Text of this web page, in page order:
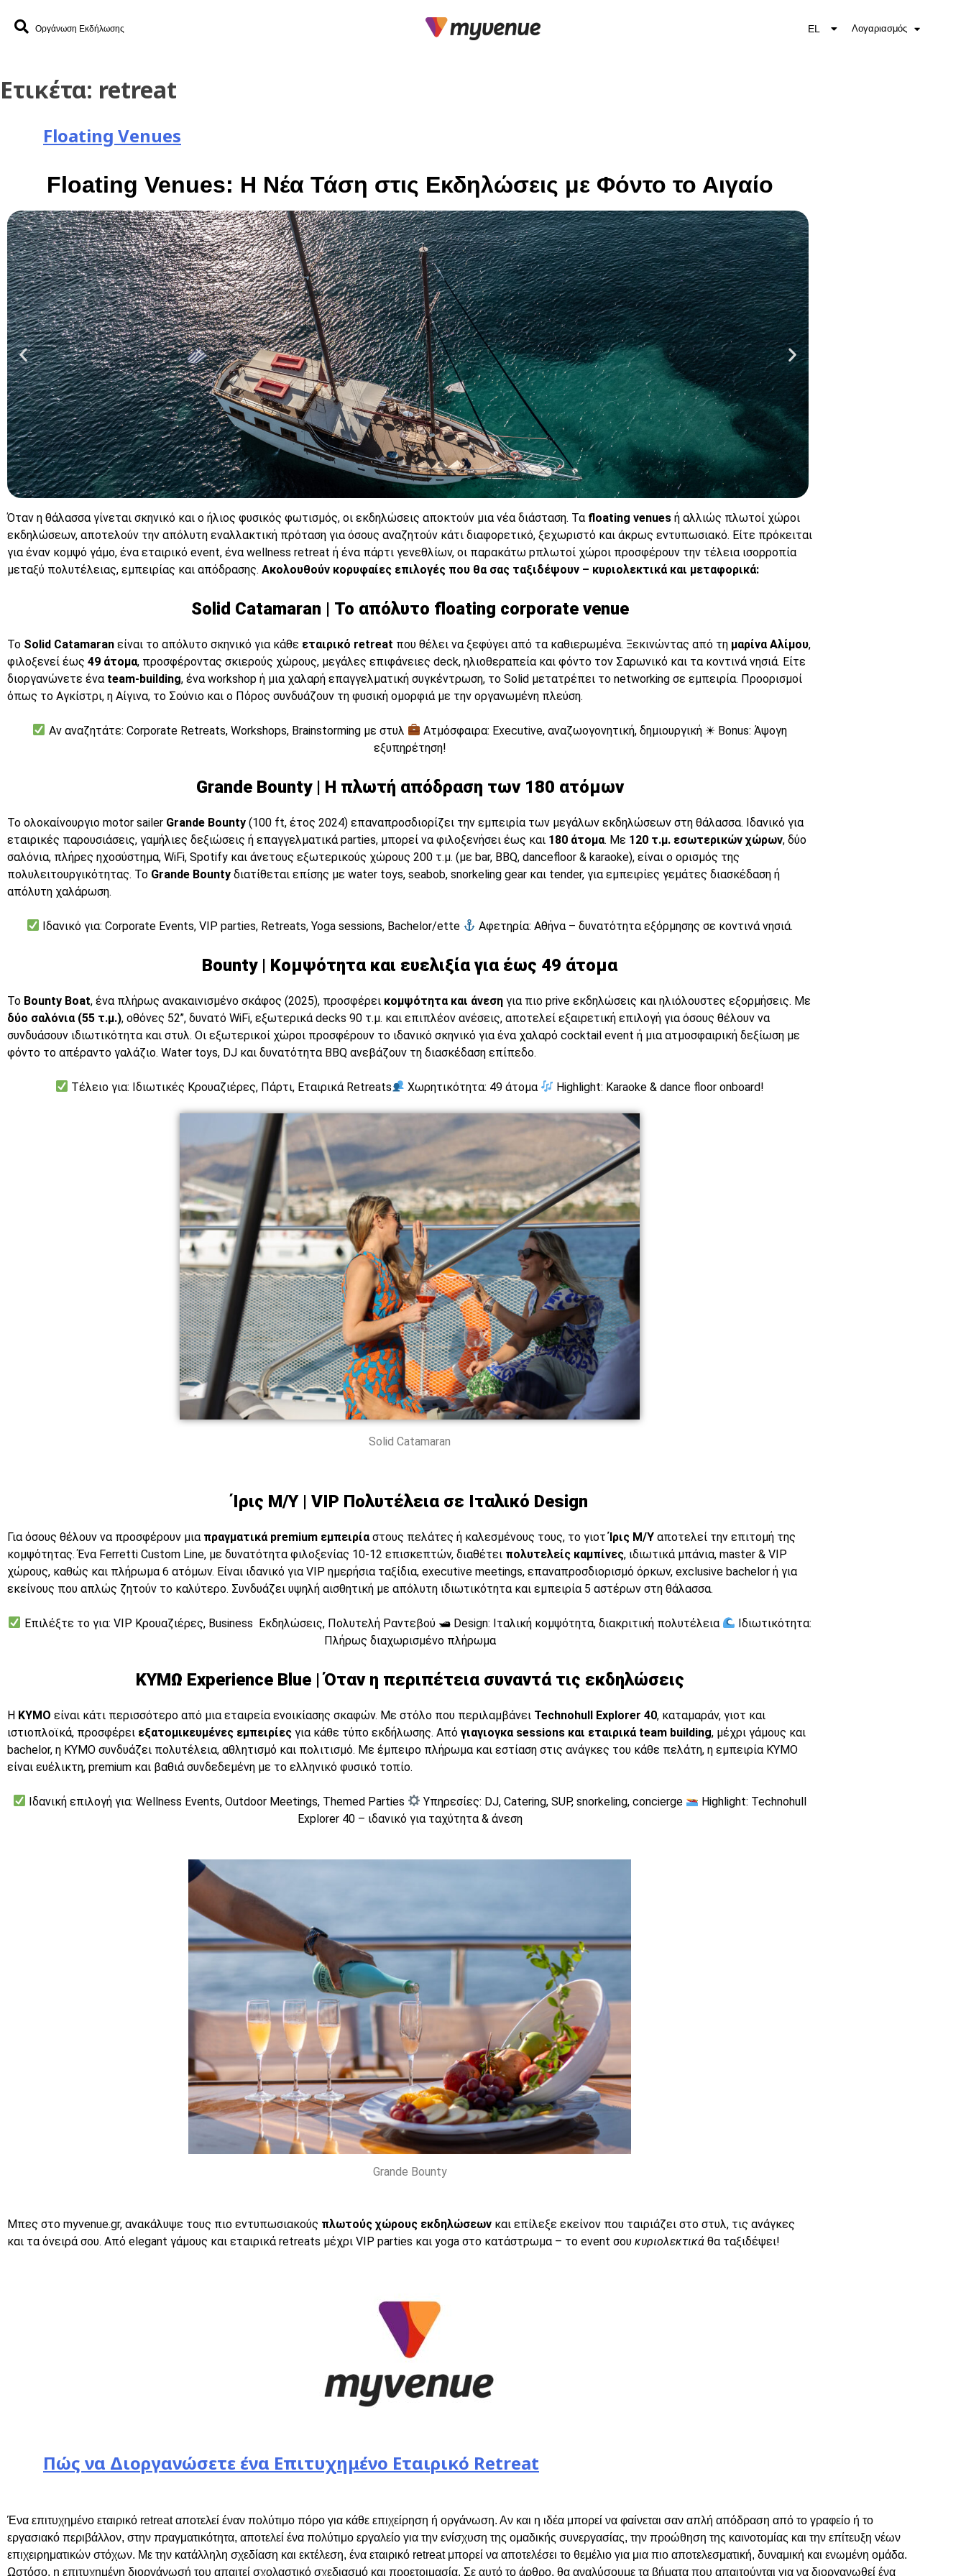
Οργάνωση Εκδήλωσης EL
EN Λογαριασμός
Ετικέτα: retreat
Floating Venues
Floating Venues: Η Νέα Τάση στις Εκδηλώσεις με Φόντο το Αιγαίο
Bounty
Όταν η θάλασσα γίνεται σκηνικό και ο ήλιος φυσικός φωτισμός, οι εκδηλώσεις αποκτούν μια νέα διάσταση. Τα floating venues ή αλλιώς πλωτοί χώροι
εκδηλώσεων, αποτελούν την απόλυτη εναλλακτική πρόταση για όσους αναζητούν κάτι διαφορετικό, ξεχωριστό και άκρως εντυπωσιακό. Είτε πρόκειται
για έναν κομψό γάμο, ένα εταιρικό event, ένα wellness retreat ή ένα πάρτι γενεθλίων, οι παρακάτω pπλωτοί χώροι προσφέρουν την τέλεια ισορροπία
μεταξύ πολυτέλειας, εμπειρίας και απόδρασης. Ακολουθούν κορυφαίες επιλογές που θα σας ταξιδέψουν – κυριολεκτικά και μεταφορικά:
Solid Catamaran | Το απόλυτο floating corporate venue
Το Solid Catamaran είναι το απόλυτο σκηνικό για κάθε εταιρικό retreat που θέλει να ξεφύγει από τα καθιερωμένα. Ξεκινώντας από τη μαρίνα Αλίμου,
φιλοξενεί έως 49 άτομα, προσφέροντας σκιερούς χώρους, μεγάλες επιφάνειες deck, ηλιοθεραπεία και φόντο τον Σαρωνικό και τα κοντινά νησιά. Είτε
διοργανώνετε ένα team-building, ένα workshop ή μια χαλαρή επαγγελματική συγκέντρωση, το Solid μετατρέπει το networking σε εμπειρία. Προορισμοί
όπως το Αγκίστρι, η Αίγινα, το Σούνιο και ο Πόρος συνδυάζουν τη φυσική ομορφιά με την οργανωμένη πλεύση.
Αν αναζητάτε: Corporate Retreats, Workshops, Brainstorming με στυλ
Ατμόσφαιρα: Executive, αναζωογονητική, δημιουργική ☀ Bonus: Άψογη
εξυπηρέτηση!
Grande Bounty | Η πλωτή απόδραση των 180 ατόμων
Το ολοκαίνουργιο motor sailer Grande Bounty (100 ft, έτος 2024) επαναπροσδιορίζει την εμπειρία των μεγάλων εκδηλώσεων στη θάλασσα. Ιδανικό για
εταιρικές παρουσιάσεις, γαμήλιες δεξιώσεις ή επαγγελματικά parties, μπορεί να φιλοξενήσει έως και 180 άτομα. Με 120 τ.μ. εσωτερικών χώρων, δύο
σαλόνια, πλήρες ηχοσύστημα, WiFi, Spotify και άνετους εξωτερικούς χώρους 200 τ.μ. (με bar, BBQ, dancefloor & karaoke), είναι ο ορισμός της
πολυλειτουργικότητας. Το Grande Bounty διατίθεται επίσης με water toys, seabob, snorkeling gear και tender, για εμπειρίες γεμάτες διασκέδαση ή
απόλυτη χαλάρωση.
Ιδανικό για: Corporate Events, VIP parties, Retreats, Yoga sessions, Bachelor/ette Αφετηρία: Αθήνα – δυνατότητα εξόρμησης σε κοντινά νησιά.
Bounty | Κομψότητα και ευελιξία για έως 49 άτομα
Το Bounty Boat, ένα πλήρως ανακαινισμένο σκάφος (2025), προσφέρει κομψότητα και άνεση για πιο prive εκδηλώσεις και ηλιόλουστες εξορμήσεις. Με
δύο σαλόνια (55 τ.μ.), οθόνες 52’’, δυνατό WiFi, εξωτερικά decks 90 τ.μ. και επιπλέον ανέσεις, αποτελεί εξαιρετική επιλογή για όσους θέλουν να
συνδυάσουν ιδιωτικότητα και στυλ. Οι εξωτερικοί χώροι προσφέρουν το ιδανικό σκηνικό για ένα χαλαρό cocktail event ή μια ατμοσφαιρική δεξίωση με
φόντο το απέραντο γαλάζιο. Water toys, DJ και δυνατότητα BBQ ανεβάζουν τη διασκέδαση επίπεδο.
Τέλειο για: Ιδιωτικές Κρουαζιέρες, Πάρτι, Εταιρικά Retreats Χωρητικότητα: 49 άτομα Highlight: Karaoke & dance floor onboard!
Solid Catamaran
Ίρις M/Y | VIP Πολυτέλεια σε Ιταλικό Design
Για όσους θέλουν να προσφέρουν μια πραγματικά premium εμπειρίαστους πελάτες ή καλεσμένους τους, το γιοτΊρις M/Y αποτελεί την επιτομή της
κομψότητας. Ένα Ferretti Custom Line, με δυνατότητα φιλοξενίας 10-12 επισκεπτών, διαθέτει πολυτελείς καμπίνες, ιδιωτικά μπάνια, master & VIP
χώρους, καθώς και πλήρωμα 6 ατόμων. Είναι ιδανικό για VIP ημερήσια ταξίδια, executive meetings, επαναπροσδιορισμό όρκων, exclusive bachelor ή για
εκείνους που απλώς ζητούν το καλύτερο. Συνδυάζει υψηλή αισθητική με απόλυτη ιδιωτικότητα και εμπειρία 5 αστέρων στη θάλασσα.
Επιλέξτε το για: VIP Kρουαζιέρες, Business Εκδηλώσεις, Πολυτελή Ραντεβού 🛥 Design: Ιταλική κομψότητα, διακριτική πολυτέλεια
Ιδιωτικότητα:
Πλήρως διαχωρισμένο πλήρωμα
ΚΥΜΩ Experience Blue | Όταν η περιπέτεια συναντά τις εκδηλώσεις
Η KYMO είναι κάτι περισσότερο από μια εταιρεία ενοικίασης σκαφών. Με στόλο που περιλαμβάνει Technohull Explorer 40, καταμαράν, γιοτ και
ιστιοπλοϊκά, προσφέρει εξατομικευμένες εμπειρίες για κάθε τύπο εκδήλωσης. Από γιαγιογκα sessions και εταιρικά team building, μέχρι γάμους και
bachelor, η KYMO συνδυάζει πολυτέλεια, αθλητισμό και πολιτισμό. Με έμπειρο πλήρωμα και εστίαση στις ανάγκες του κάθε πελάτη, η εμπειρία KYMO
είναι ευέλικτη, premium και βαθιά συνδεδεμένη με το ελληνικό φυσικό τοπίο.
Ιδανική επιλογή για: Wellness Events, Outdoor Meetings, Themed Parties Υπηρεσίες: DJ, Catering, SUP, snorkeling, concierge
Highlight: Technohull
Explorer 40 – ιδανικό για ταχύτητα & άνεση
Grande Bounty
Μπες στο myvenue.gr, ανακάλυψε τους πιο εντυπωσιακούς πλωτούς χώρους εκδηλώσεων και επίλεξε εκείνον που ταιριάζει στο στυλ, τις ανάγκες
και τα όνειρά σου. Από elegant γάμους και εταιρικά retreats μέχρι VIP parties και yoga στο κατάστρωμα – το event σου κυριολεκτικά θα ταξιδέψει!
Πώς να Διοργανώσετε ένα Επιτυχημένο Εταιρικό Retreat
Ένα επιτυχημένο εταιρικό retreat αποτελεί έναν πολύτιμο πόρο για κάθε επιχείρηση ή οργάνωση. Αν και η ιδέα μπορεί να φαίνεται σαν απλή απόδραση από το γραφείο ή το
εργασιακό περιβάλλον, στην πραγματικότητα, αποτελεί ένα πολύτιμο εργαλείο για την ενίσχυση της ομαδικής συνεργασίας, την προώθηση της καινοτομίας και την επίτευξη νέων
επιχειρηματικών στόχων. Με την κατάλληλη σχεδίαση και εκτέλεση, ένα εταιρικό retreat μπορεί να αποτελέσει το θεμέλιο για μια πιο αποτελεσματική, δυναμική και ενωμένη ομάδα.
Ωστόσο, η επιτυχημένη διοργάνωσή του απαιτεί σχολαστικό σχεδιασμό και προετοιμασία. Σε αυτό το άρθρο, θα αναλύσουμε τα βήματα που απαιτούνται για να διοργανωθεί ένα